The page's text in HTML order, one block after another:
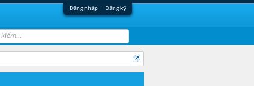
Đăng nhập Đăng ký